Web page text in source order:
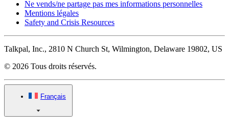
Ne vends/ne partage pas mes informations personnelles
Mentions légales
Safety and Crisis Resources
Talkpal, Inc., 2810 N Church St, Wilmington, Delaware 19802, US
© 2026 Tous droits réservés.
Français